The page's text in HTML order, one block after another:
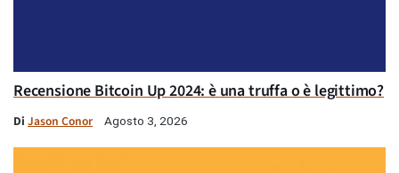
Recensione Bitcoin Up 2024: è una truffa o è legittimo?
Di Jason Conor Agosto 3, 2026